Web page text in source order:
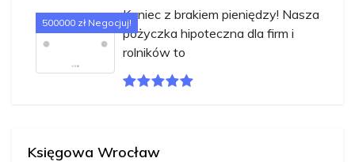
500000 zł Negocjuj!
Koniec z brakiem pieniędzy! Nasza
pożyczka hipoteczna dla firm i
rolników to
Księgowa Wrocław